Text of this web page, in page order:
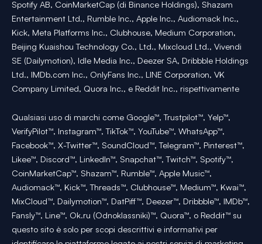
Spotify AB, CoinMarketCap (di Binance Holdings), Shazam
Entertainment Ltd., Rumble Inc., Apple Inc., Audiomack Inc.,
Kick, Meta Platforms Inc., Clubhouse, Medium Corporation,
Beijing Kuaishou Technology Co., Ltd., Mixcloud Ltd., Vivendi
SE (Dailymotion), Idle Media Inc., Deezer SA, Dribbble Holdings
Ltd., IMDb.com Inc., OnlyFans Inc., LINE Corporation, VK
Company Limited, Quora Inc., e Reddit Inc., rispettivamente
Qualsiasi uso di marchi come Google™, Trustpilot™, Yelp™,
VerifyPilot™, Instagram™, TikTok™, YouTube™, WhatsApp™,
Facebook™, X-Twitter™, SoundCloud™, Telegram™, Pinterest™,
Likee™, Discord™, LinkedIn™, Snapchat™, Twitch™, Spotify™,
CoinMarketCap™, Shazam™, Rumble™, Apple Music™,
Audiomack™, Kick™, Threads™, Clubhouse™, Medium™, Kwai™,
MixCloud™, Dailymotion™, DatPiff™, Deezer™, Dribbble™, IMDb™,
Fansly™, Line™, Ok.ru (Odnoklassniki)™, Quora™, o Reddit™ su
questo sito è solo per scopi descrittivi e informativi per